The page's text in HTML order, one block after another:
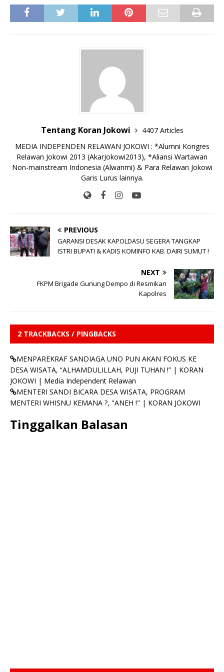
c it ai at
A
p
Li
n
k
o
e y ssar
Tentang Koran Jokowi
4407 Articles
MEDIA INDEPENDEN RELAWAN JOKOWI : *Alumni Kongres
Relawan Jokowi 2013 (AkarJokowi2013), *Aliansi Wartawan
Non-mainstream Indonesia (Alwanmi) & Para Relawan Jokowi
Garis Lurus lainnya.
PREVIOUS
GARANSI DESAK KAPOLDASU SEGERA TANGKAP
ISTRI BUPATI & KADIS KOMINFO KAB. DAIRI SUMUT !
NEXT
FKPM Brigade Gunung Dempo di Resmikan
Kapolres
2 TRACKBACKS / PINGBACKS
MENPAREKRAF SANDIAGA UNO PUN AKAN FOKUS KE
DESA WISATA, “ALHAMDULILLAH, PUJI TUHAN !” | KORAN
JOKOWI | Media Independent Relawan
MENTERI SANDI BICARA DESA WISATA, PROGRAM
MENTERI WHISNU KEMANA ?, "ANEH !" | KORAN JOKOWI
Tinggalkan Balasan